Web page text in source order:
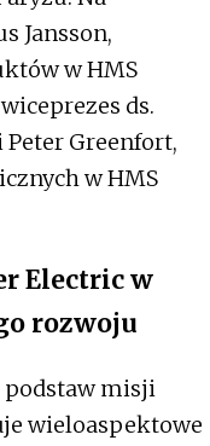
Jansson,
w HMS
ds.
Peter Greenfort,
w HMS
Electric w
rozwoju
podstaw misji
wieloaspektowe